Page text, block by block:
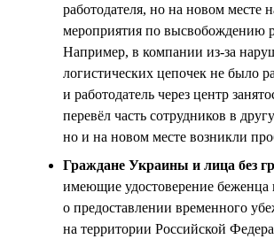
работодателя, но на новом месте
мероприятия по высвобождению
Например, в компании из-за
логистических цепочек не было
и работодатель через центр
перевёл часть сотрудников в
но и на новом месте возникли
Граждане Украины и лица без
имеющие удостоверение беженца
о предоставлении временного
на территории Российской